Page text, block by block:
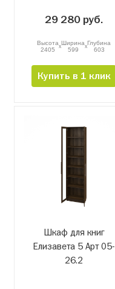
29 280 руб.
Высота
2405
xШирина
599
xГлубина
603
Купить в 1 клик
Шкаф для книг
Елизавета 5 Арт 05-
26.2